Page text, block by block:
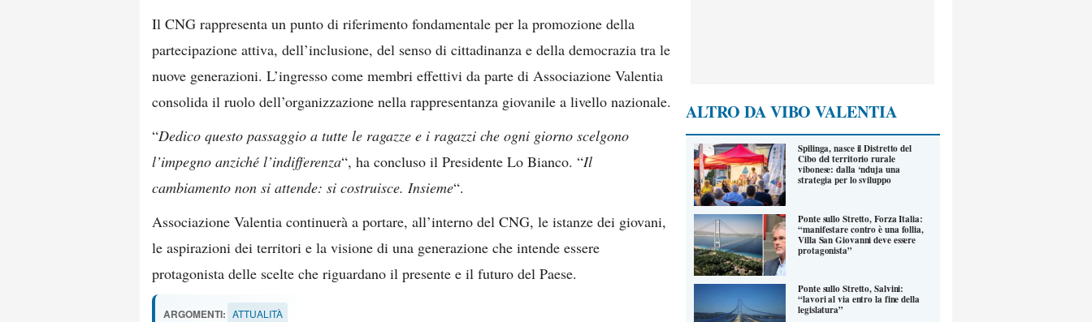
Il CNG rappresenta un punto di riferimento fondamentale per la promozione della
partecipazione attiva, dell’inclusione, del senso di cittadinanza e della democrazia tra le
nuove generazioni. L’ingresso come membri effettivi da parte di Associazione Valentia
consolida il ruolo dell’organizzazione nella rappresentanza giovanile a livello nazionale.
“Dedico questo passaggio a tutte le ragazze e i ragazzi che ogni giorno scelgono
l’impegno anziché l’indifferenza“, ha concluso il Presidente Lo Bianco. “Il
cambiamento non si attende: si costruisce. Insieme“.
Associazione Valentia continuerà a portare, all’interno del CNG, le istanze dei giovani,
le aspirazioni dei territori e la visione di una generazione che intende essere
protagonista delle scelte che riguardano il presente e il futuro del Paese.
ARGOMENTI: ATTUALITÀ
ALTRO DA VIBO VALENTIA
Spilinga, nasce il Distretto del
Cibo del territorio rurale
vibonese: dalla ‘nduja una
strategia per lo sviluppo
Ponte sullo Stretto, Forza Italia:
“manifestare contro è una follia,
Villa San Giovanni deve essere
protagonista”
Ponte sullo Stretto, Salvini:
“lavori al via entro la fine della
legislatura”